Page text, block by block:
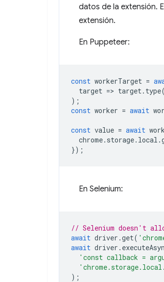
datos de la extensión.
extensión.
En Puppeteer:
const workerTarget =
target => target. type
);
const worker = await
const value = await
chrome. storage. local .
});
En Selenium:
// Selenium doesn't
await driver .get(
await driver .
'const callback =
);